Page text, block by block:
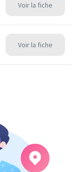
Voir la fiche
Voir la fiche